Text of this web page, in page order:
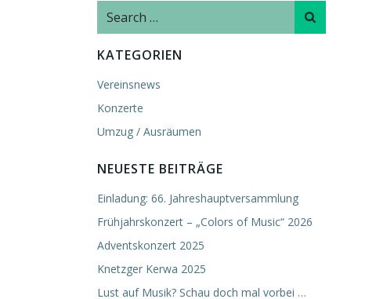
Search
KATEGORIEN
Vereinsnews
Konzerte
Umzug / Ausräumen
NEUESTE BEITRÄGE
Einladung: 66. Jahreshauptversammlung
Frühjahrskonzert – „Colors of Music“ 2026
Adventskonzert 2025
Knetzger Kerwa 2025
Lust auf Musik? Schau doch mal vorbei …